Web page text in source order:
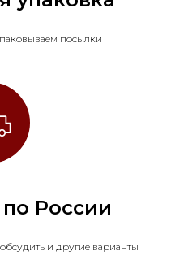
посылки
России
и другие варианты